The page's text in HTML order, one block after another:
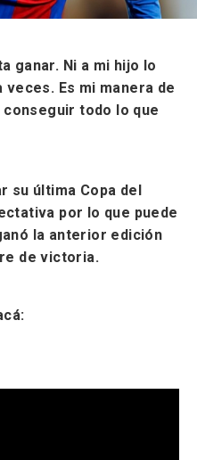
ganar. Ni a mi hijo lo
Es mi manera de
todo lo que
su última Copa del
por lo que puede
la anterior edición
de victoria.